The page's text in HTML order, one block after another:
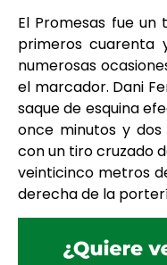
El Promesas fue
primeros cuarenta
numerosas
el marcador. Dani
saque de esquina
once minutos y
con un tiro cruzado
veinticinco metros
derecha de la